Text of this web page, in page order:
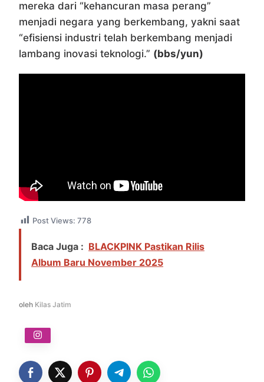
mereka dari “kehancuran masa perang”
menjadi negara yang berkembang, yakni saat
“efisiensi industri telah berkembang menjadi
lambang inovasi teknologi.” (bbs/yun)
Post Views: 778
Baca Juga : BLACKPINK Pastikan Rilis
Album Baru November 2025
oleh Kilas Jatim